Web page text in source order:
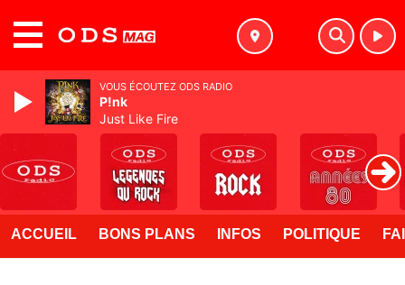
ACCUEIL BONS PLANS INFOS POLITIQUE
VOUS ÉCOUTEZ ODS RADIO
P!nk
Just Like Fire